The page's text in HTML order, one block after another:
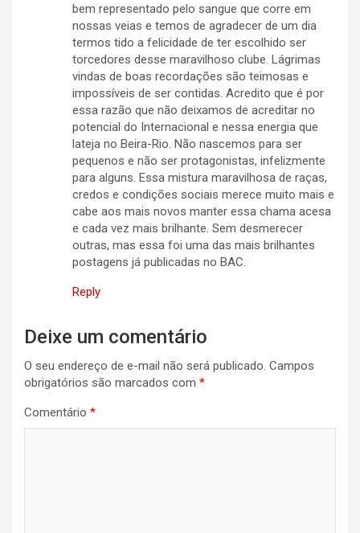
bem representado pelo sangue que corre em
nossas veias e temos de agradecer de um dia
termos tido a felicidade de ter escolhido ser
torcedores desse maravilhoso clube. Lágrimas
vindas de boas recordações são teimosas e
impossíveis de ser contidas. Acredito que é por
essa razão que não deixamos de acreditar no
potencial do Internacional e nessa energia que
lateja no Beira-Rio. Não nascemos para ser
pequenos e não ser protagonistas, infelizmente
para alguns. Essa mistura maravilhosa de raças,
credos e condições sociais merece muito mais e
cabe aos mais novos manter essa chama acesa
e cada vez mais brilhante. Sem desmerecer
outras, mas essa foi uma das mais brilhantes
postagens já publicadas no BAC.
Reply
Deixe um comentário
O seu endereço de e-mail não será publicado. Campos
obrigatórios são marcados com *
Comentário *